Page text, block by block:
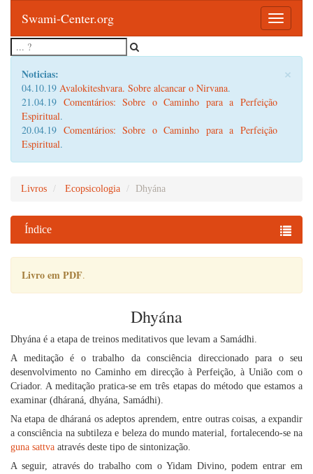
Toggle
Swami-Center.org
×
Noticias:
04.10.19 Avalokiteshvara. Sobre alcancar o Nirvana.
21.04.19 Comentários: Sobre o Caminho para a Perfeição
Espiritual.
20.04.19 Comentários: Sobre o Caminho para a Perfeição
Espiritual.
Livros Ecopsicologia Dhyána
Índice
Livro em PDF.
Dhyána
Dhyána é a etapa de treinos meditativos que levam a Samádhi.
A meditação é o trabalho da consciência direccionado para o seu
desenvolvimento no Caminho em direcção à Perfeição, à União com o
Criador. A meditação pratica-se em três etapas do método que estamos a
examinar (dháraná, dhyána, Samádhi).
Na etapa de dháraná os adeptos aprendem, entre outras coisas, a expandir
a consciência na subtileza e beleza do mundo material, fortalecendo-se na
guna sattva através deste tipo de sintonização.
A seguir, através do trabalho com o Yidam Divino, podem entrar em